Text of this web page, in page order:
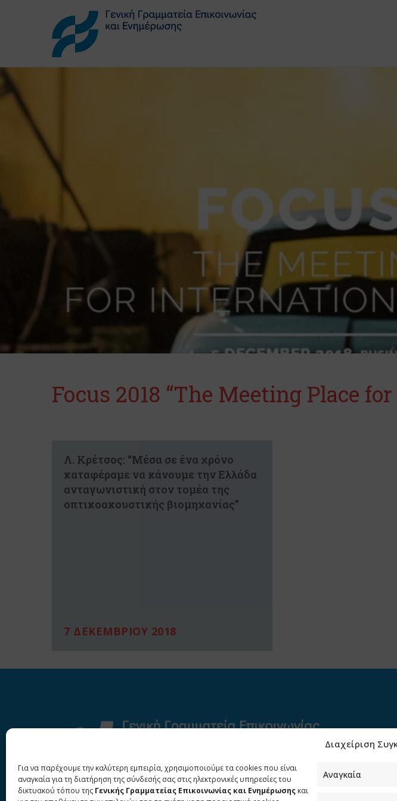
Διαχείριση
Για να παρέχουμε την καλύτερη εμπειρία, χρησιμοποιούμε τα cookies που είναι
αναγκαία για τη διατήρηση της σύνδεσής σας στις ηλεκτρονικές υπηρεσίες του
δικτυακού τόπου της Γενικής Γραμματείας Επικοινωνίας και Ενημέρωσης και
Αναγκαία
Focus 2018 “The Meeting Place
Λ. Κρέτσος: “Μέσα σε ένα χρόνο
καταφέραμε να κάνουμε την Ελλάδα
ανταγωνιστική στον τομέα της
οπτικοακουστικής βιομηχανίας”
7 ΔΕΚΕΜΒΡΙΟΥ 2018